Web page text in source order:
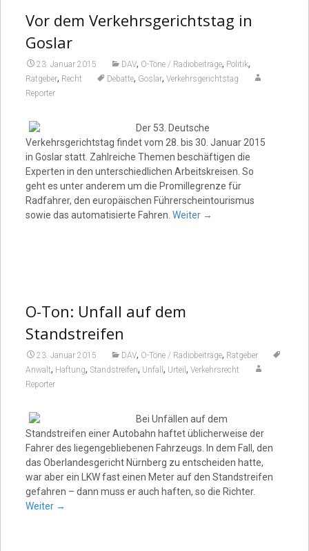
Vor dem Verkehrsgerichtstag in
Goslar
23. Januar 2015 DAV, O-Töne / Radiobeiträge, Politik,
Ratgeber, Recht Debatte, Goslar, Verkehrsgerichtstag
Reporter
Der 53. Deutsche
Verkehrsgerichtstag findet vom 28. bis 30. Januar 2015
in Goslar statt. Zahlreiche Themen beschäftigen die
Experten in den unterschiedlichen Arbeitskreisen. So
geht es unter anderem um die Promillegrenze für
Radfahrer, den europäischen Führerscheintourismus
sowie das automatisierte Fahren. Weiter →
O-Ton: Unfall auf dem
Standstreifen
23. Januar 2015 DAV, O-Töne / Radiobeiträge, Ratgeber
Anwalt, Haftung, Standstreifen, Unfall , Urteil , Verkehrsrecht
Reporter
Bei Unfällen auf dem
Standstreifen einer Autobahn haftet üblicherweise der
Fahrer des liegengebliebenen Fahrzeugs. In dem Fall, den
das Oberlandesgericht Nürnberg zu entscheiden hatte,
war aber ein LKW fast einen Meter auf den Standstreifen
gefahren – dann muss er auch haften, so die Richter.
Weiter →